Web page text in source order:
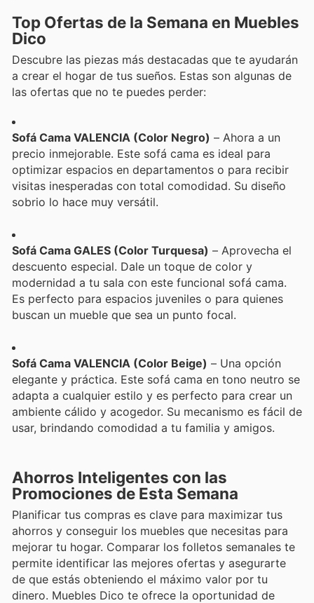
Top Ofertas de la Semana en Muebles
Dico
Descubre las piezas más destacadas que te ayudarán
a crear el hogar de tus sueños. Estas son algunas de
las ofertas que no te puedes perder:
Sofá Cama VALENCIA (Color Negro) – Ahora a un
precio inmejorable. Este sofá cama es ideal para
optimizar espacios en departamentos o para recibir
visitas inesperadas con total comodidad. Su diseño
sobrio lo hace muy versátil.
Sofá Cama GALES (Color Turquesa) – Aprovecha el
descuento especial. Dale un toque de color y
modernidad a tu sala con este funcional sofá cama.
Es perfecto para espacios juveniles o para quienes
buscan un mueble que sea un punto focal.
Sofá Cama VALENCIA (Color Beige) – Una opción
elegante y práctica. Este sofá cama en tono neutro se
adapta a cualquier estilo y es perfecto para crear un
ambiente cálido y acogedor. Su mecanismo es fácil de
usar, brindando comodidad a tu familia y amigos.
Ahorros Inteligentes con las
Promociones de Esta Semana
Planificar tus compras es clave para maximizar tus
ahorros y conseguir los muebles que necesitas para
mejorar tu hogar. Comparar los folletos semanales te
permite identificar las mejores ofertas y asegurarte
de que estás obteniendo el máximo valor por tu
dinero. Muebles Dico te ofrece la oportunidad de